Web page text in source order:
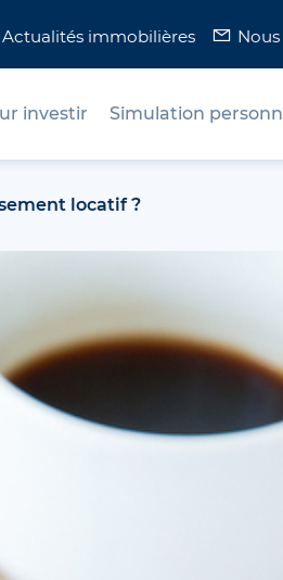
Actualités immobilières
investir Simulation
locatif ?